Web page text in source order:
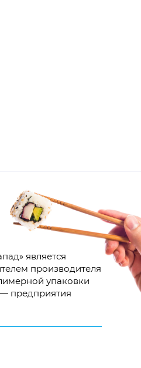
является
производителя
упаковки
предприятия